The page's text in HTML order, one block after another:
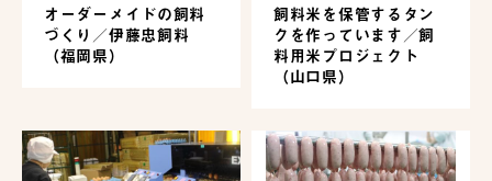
オーダーメイドの飼料
づくり／伊藤忠飼料
（福岡県）
飼料米を保管するタン
クを作っています／飼
料用米プロジェクト
（山口県）